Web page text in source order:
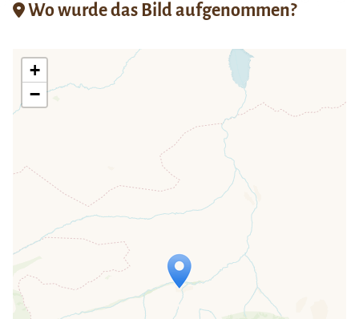
Wo wurde das Bild aufgenommen?
Travelers' Map wird geladen …
Wenn du dies siehst, nachdem deine
Seite vollständig geladen wurde,
fehlen leafletJS-Dateien.
+
−